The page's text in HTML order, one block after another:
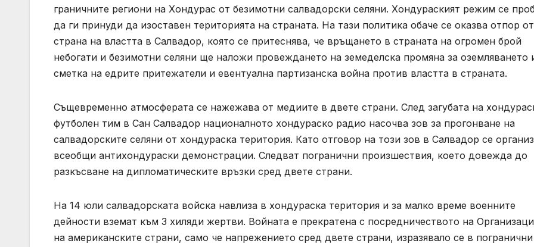
граничните региони на Хондурас от безимотни салвадорски селяни. Хондураският режим се
да ги принуди да изоставен територията на страната. На тази политика обаче се оказва отпор от
страна на властта в Салвадор, която се притеснява, че връщането в страната на огромен брой
небогати и безимотни селяни ще наложи провеждането на земеделска промяна за оземляването
сметка на едрите притежатели и евентуална партизанска война против властта в страната.
Същевременно атмосферата се нажежава от медиите в двете страни. След загубата на
футболен тим в Сан Салвадор националното хондураско радио насочва зов за прогонване на
салвадорските селяни от хондураска територия. Като отговор на този зов в Салвадор се
всеобщи антихондураски демонстрации. Следват погранични произшествия, което довежда до
разкъсване на дипломатическите връзки сред двете страни.
На 14 юли салвадорската войска навлиза в хондураска територия и за малко време военните
дейности вземат към 3 хиляди жертви. Войната е прекратена с посредничеството на
на американските страни, само че напрежението сред двете страни, изразявало се в погранични